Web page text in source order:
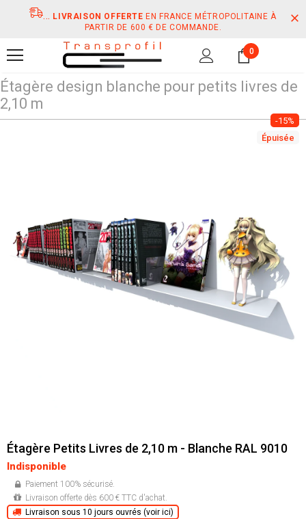
... LIVRAISON OFFERTE EN FRANCE MÉTROPOLITAINE À
PARTIR DE 600 € DE COMMANDE.
0
Étagère design blanche pour petits livres de
2,10 m
-15%
Épuisée
Étagère Petits Livres de 2,10 m - Blanche RAL 9010
Indisponible
Paiement 100% sécurisé.
Livraison offerte dès 600 € TTC d'achat.
Livraison sous 10 jours ouvrés (voir ici)